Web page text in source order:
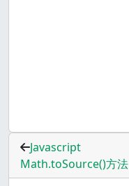
Javascript
Math.toSource()方法